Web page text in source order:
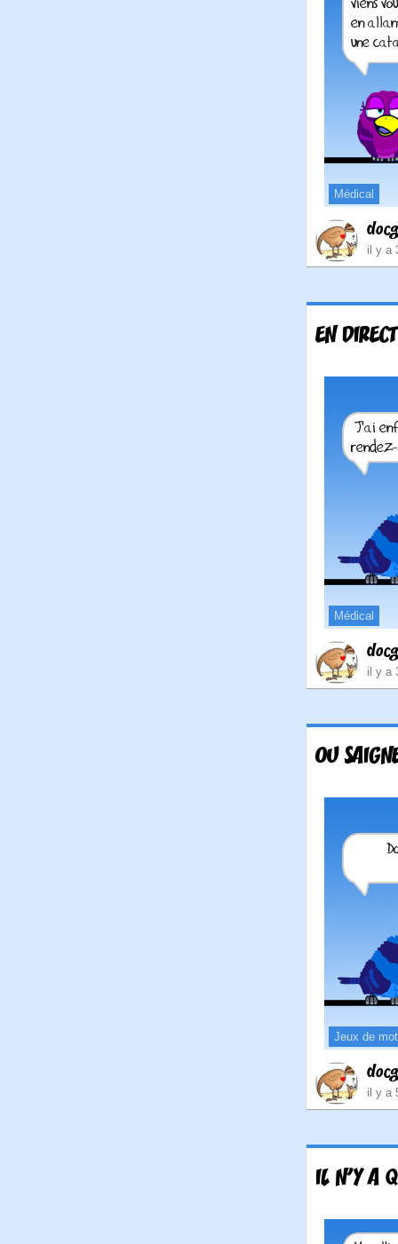
Médical
il y a
EN
Médical
il y a
OU
Jeux de
il y a
IL N'Y A